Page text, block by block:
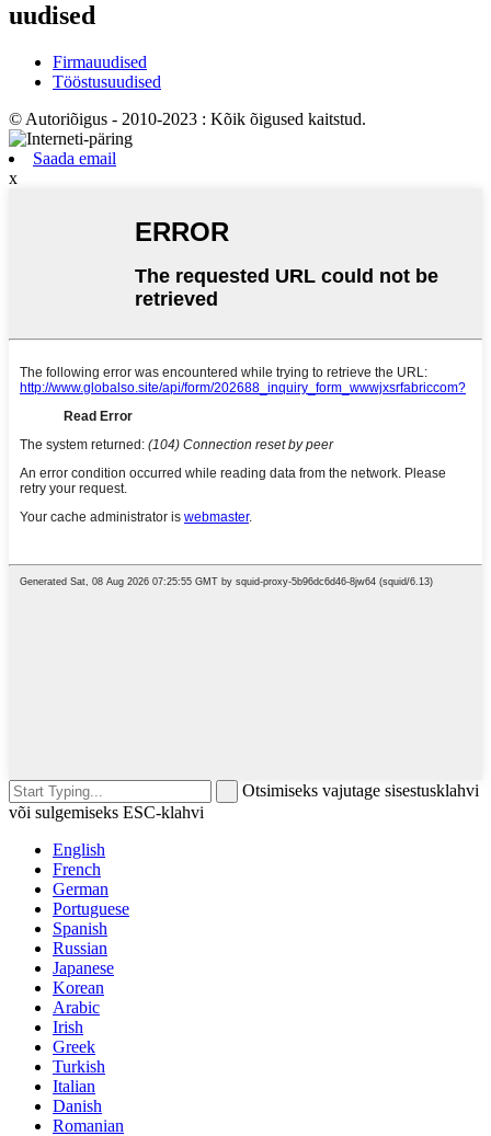
uudised
Firmauudised
Tööstusuudised
© Autoriõigus - 2010-2023 : Kõik õigused kaitstud.
Saada email
x
Otsimiseks vajutage sisestusklahvi
või sulgemiseks ESC-klahvi
English
French
German
Portuguese
Spanish
Russian
Japanese
Korean
Arabic
Irish
Greek
Turkish
Italian
Danish
Romanian